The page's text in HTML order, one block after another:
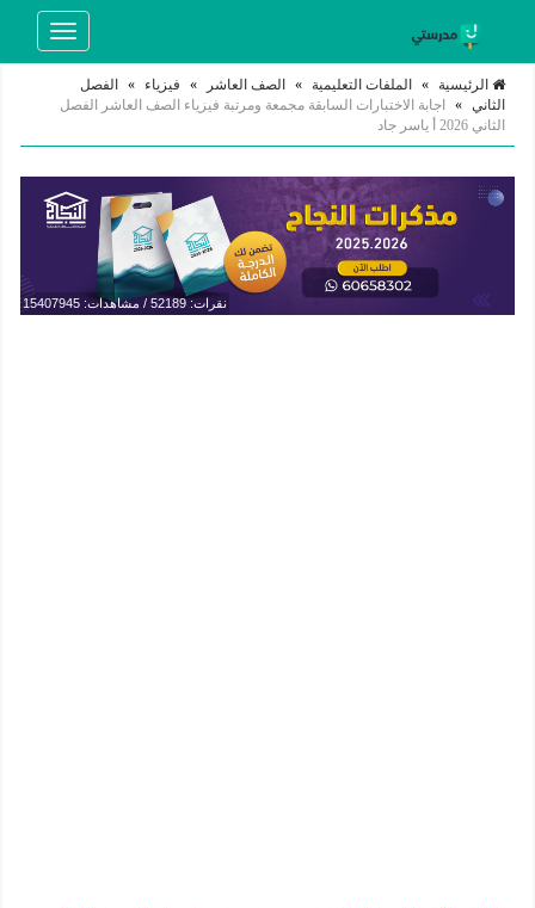
Toggle
الرئيسية » الملفات التعليمية » الصف العاشر » فيزياء »
الفصل
الثاني »
اجابة الاختبارات السابقة مجمعة ومرتبة فيزياء الصف العاشر الفصل
الثاني 2026 أ ياسر جاد
نقرات: 52189 / مشاهدات: 15407945